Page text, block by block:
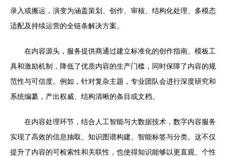
录入或搬运，演变为涵盖策划、创作、审核、结构化处理、多模态
适配及持续运营的全链条解决方案。
在内容源头，服务提供商通过建立标准化的创作指南、模板工
具和激励机制，降低了优质内容的生产门槛，同时保障了内容的规
范性与可信度。例如，针对复杂主题，专业团队会进行深度研究和
系统编纂，产出权威、结构清晰的条目或文档。
在内容处理环节，结合人工智能与大数据技术，数字内容服务
实现了高效的信息抽取、知识图谱构建、智能标签与分类。这不仅
提升了内容的可检索性和关联性，也使得知识能够以更直观、个性